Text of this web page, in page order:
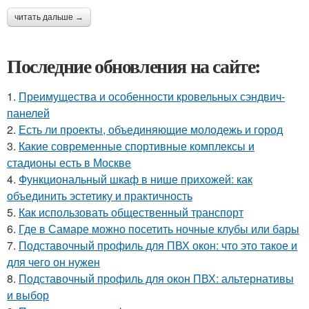
читать дальше →
Последние обновления на сайте:
1. Преимущества и особенности кровельных сэндвич-
панелей
2. Есть ли проекты, объединяющие молодежь и город
3. Какие современные спортивные комплексы и
стадионы есть в Москве
4. Функциональный шкаф в нише прихожей: как
объединить эстетику и практичность
5. Как использовать общественный транспорт
6. Где в Самаре можно посетить ночные клубы или бары
7. Подставочный профиль для ПВХ окон: что это такое и
для чего он нужен
8. Подставочный профиль для окон ПВХ: альтернативы
и выбор